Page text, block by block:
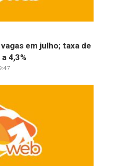
em julho; taxa de
4,3%